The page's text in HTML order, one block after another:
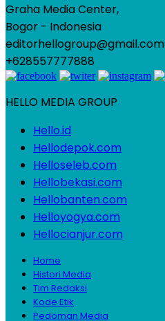
Graha Media Center,
Bogor - Indonesia
editorhellogroup@gmail.com
+628557777888
HELLO MEDIA GROUP
Hello.id
Hellodepok.com
Helloseleb.com
Hellobekasi.com
Hellobanten.com
Helloyogya.com
Hellocianjur.com
Home
Histori Media
Tim Redaksi
Kode Etik
Pedoman Media